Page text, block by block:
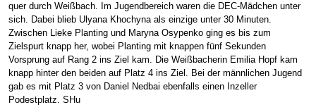
quer durch Weißbach. Im Jugendbereich waren die DEC-Mädchen unter
sich. Dabei blieb Ulyana Khochyna als einzige unter 30 Minuten.
Zwischen Lieke Planting und Maryna Osypenko ging es bis zum
Zielspurt knapp her, wobei Planting mit knappen fünf Sekunden
Vorsprung auf Rang 2 ins Ziel kam. Die Weißbacherin Emilia Hopf kam
knapp hinter den beiden auf Platz 4 ins Ziel. Bei der männlichen Jugend
gab es mit Platz 3 von Daniel Nedbai ebenfalls einen Inzeller
Podestplatz. SHu